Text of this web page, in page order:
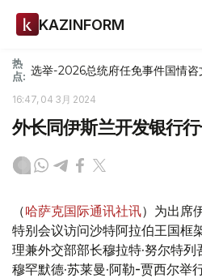
KAZINFORM
热
点: 选举-2026总统府任免事件国情咨
16:47, 04 3月 2024
外长同伊斯兰开发银行
（哈萨克国际通讯社讯）为出席
特别会议访问沙特阿拉伯王国框
理兼外交部部长穆拉特·努尔特
穆罕默德·苏莱曼·阿勒-贾西尔举